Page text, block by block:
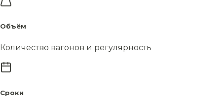
Объём
Количество вагонов и регулярность
Сроки